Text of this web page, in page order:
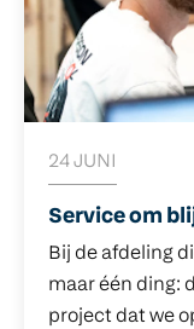
24 JUNI
Service om
Bij de afdeling
maar één ding:
project dat we